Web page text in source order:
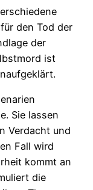
den Tod der
der
ist
Sie lassen
Verdacht und
Fall wird
kommt an
die